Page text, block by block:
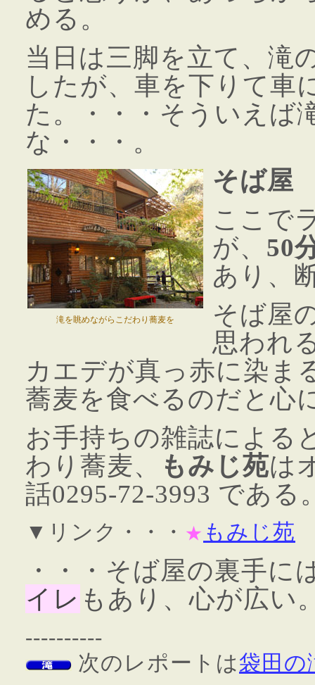
める。
当日は三脚を立て、滝
したが、車を下りて車
た。・・・そういえば
な・・・。
滝を眺めながらこだわり蕎麦を
そば屋
ここで
が、 50
あり、
そば屋
思われ
カエデが真っ赤に染ま
蕎麦を食べるのだと心
お手持ちの雑誌による
わり蕎麦、
もみじ苑は
話0295-72-3993 である
▼リンク・・・ ★ もみじ苑
・・・そば屋の裏手に
イレ もあり、心が広い
----------
次のレポートは袋田の